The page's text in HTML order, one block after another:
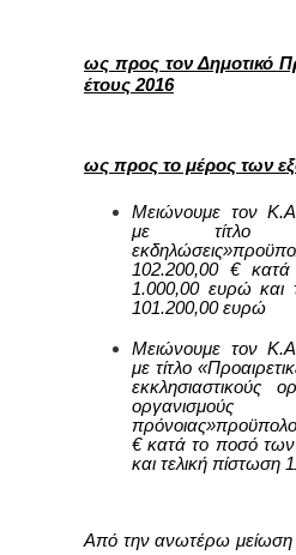
ως προς τον Δημοτικό
έτους 2016
ως προς το μέρος των
Μειώνουμε τον
με τίτλο
102.200,00€
1.000,00 ευρώ και
101.200,00ευρώ
Μειώνουμε τον
με τίτλο
εκκλησιαστικούς
οργανισμούς
€ κατά το ποσό των
και τελική πίστωση
Από την ανωτέρω μείωση